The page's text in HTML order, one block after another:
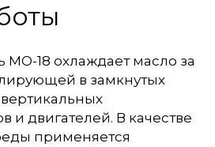
МО-18 охлаждает масло за
в замкнутых
и двигателей. В качестве
применяется